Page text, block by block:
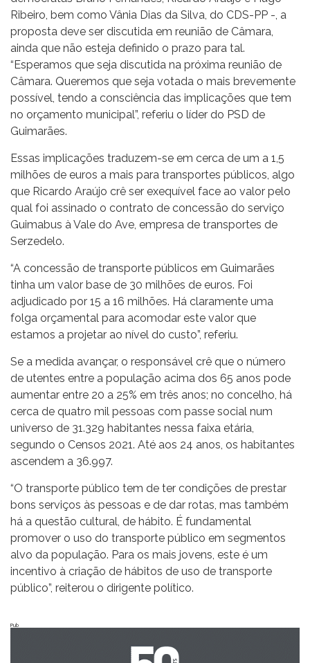
Ribeiro, bem como Vânia Dias da Silva, do CDS-PP -, a
proposta deve ser discutida em reunião de Câmara,
ainda que não esteja definido o prazo para tal.
“Esperamos que seja discutida na próxima reunião de
Câmara. Queremos que seja votada o mais brevemente
possível, tendo a consciência das implicações que tem
no orçamento municipal”, referiu o líder do PSD de
Guimarães.
Essas implicações traduzem-se em cerca de um a 1,5
milhões de euros a mais para transportes públicos, algo
que Ricardo Araújo crê ser exequível face ao valor pelo
qual foi assinado o contrato de concessão do serviço
Guimabus à Vale do Ave, empresa de transportes de
Serzedelo.
“A concessão de transporte públicos em Guimarães
tinha um valor base de 30 milhões de euros. Foi
adjudicado por 15 a 16 milhões. Há claramente uma
folga orçamental para acomodar este valor que
estamos a projetar ao nível do custo”, referiu.
Se a medida avançar, o responsável crê que o número
de utentes entre a população acima dos 65 anos pode
aumentar entre 20 a 25% em três anos; no concelho, há
cerca de quatro mil pessoas com passe social num
universo de 31.329 habitantes nessa faixa etária,
segundo o Censos 2021. Até aos 24 anos, os habitantes
ascendem a 36.997.
“O transporte público tem de ter condições de prestar
bons serviços às pessoas e de dar rotas, mas também
há a questão cultural, de hábito. É fundamental
promover o uso do transporte público em segmentos
alvo da população. Para os mais jovens, este é um
incentivo à criação de hábitos de uso de transporte
público”, reiterou o dirigente político.
Pub